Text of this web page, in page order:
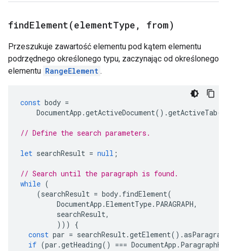
findElement(elementType , from)
Przeszukuje zawartość elementu pod kątem elementu
podrzędnego określonego typu, zaczynając od określonego
elementu RangeElement .
const body =
DocumentApp .getActiveDocument().getActiveTab
// Define the search parameters.
let searchResult = null ;
// Search until the paragraph is found.
while (
(searchResult = body. findElement(
DocumentApp .ElementType. PARAGRAPH,
searchResult,
)))
{
const par = searchResult.getElement().
if (par .getHeading() === DocumentApp .